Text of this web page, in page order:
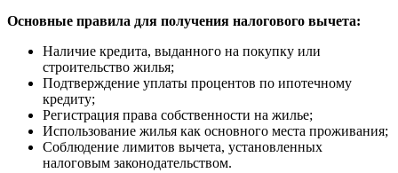
Основные правила для получения налогового вычета:
Наличие кредита, выданного на покупку или
строительство жилья;
Подтверждение уплаты процентов по ипотечному
кредиту;
Регистрация права собственности на жилье;
Использование жилья как основного места проживания;
Соблюдение лимитов вычета, установленных
налоговым законодательством.